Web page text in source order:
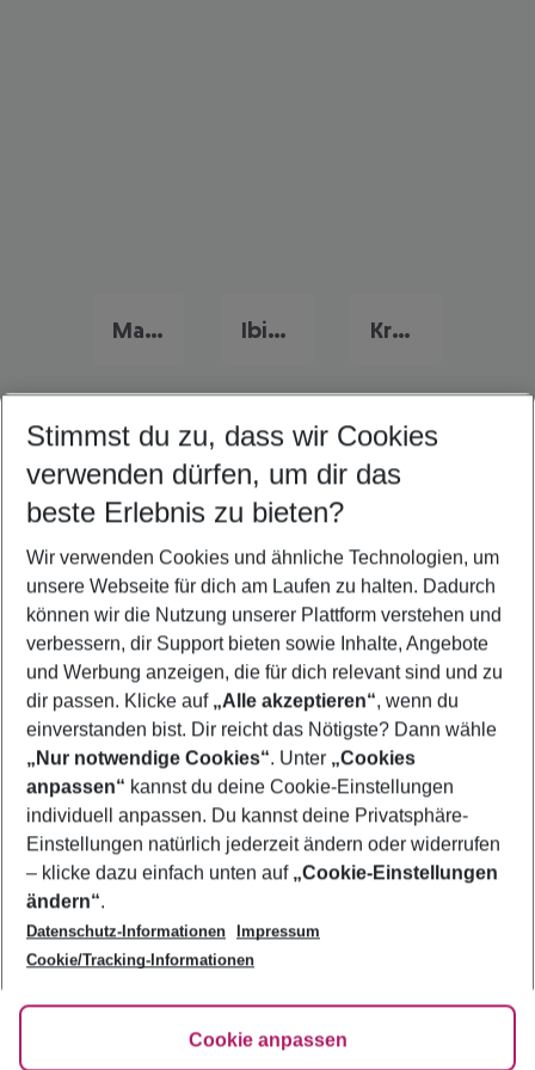
Mallorca Familienurlaub Ibiza Familienurlaub Kroatien Familienurlaub
Quicklinks
Pauschalreisen Bari
Flug & Hotel Bari
Urlaub Bari
Frübucher Angebote Bari für 2026
Last Minute Bari
Footer
Footer navigation
Über uns
AGB
Bestpreisgarantie
Cookie-Einstellungen ändern
Cookie-Richtlinie
Agenturbetreuung
Barrierefreies Reisen
HanseMerkur Reiseversicherung
Folge uns
Stimmst du zu, dass wir Cookies
verwenden dürfen, um dir das
beste Erlebnis zu bieten?
Wir verwenden Cookies und ähnliche Technologien, um
unsere Webseite für dich am Laufen zu halten. Dadurch
können wir die Nutzung unserer Plattform verstehen und
verbessern, dir Support bieten sowie Inhalte, Angebote
und Werbung anzeigen, die für dich relevant sind und zu
dir passen. Klicke auf „Alle akzeptieren“, wenn du
einverstanden bist. Dir reicht das Nötigste? Dann wähle
„Nur notwendige Cookies“. Unter „Cookies
anpassen“ kannst du deine Cookie-Einstellungen
individuell anpassen. Du kannst deine Privatsphäre-
Einstellungen natürlich jederzeit ändern oder widerrufen
– klicke dazu einfach unten auf „Cookie-Einstellungen
ändern“.
Datenschutz-Informationen
Impressum
Cookie/Tracking-Informationen
Cookie anpassen